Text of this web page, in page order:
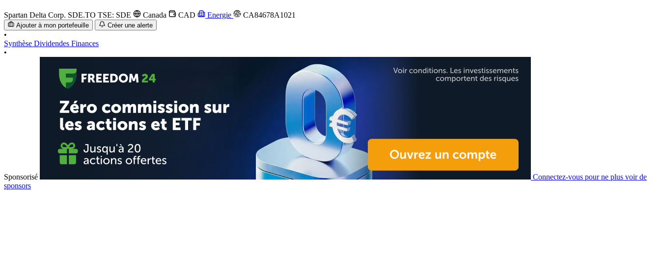
Spartan Delta Corp. SDE.TO TSE: SDE Canada CAD Energie CA84678A1021
Ajouter à mon portefeuille Créer une alerte
•
Synthèse Dividendes Finances
•
Sponsorisé
Connectez-vous pour ne plus voir de
sponsors